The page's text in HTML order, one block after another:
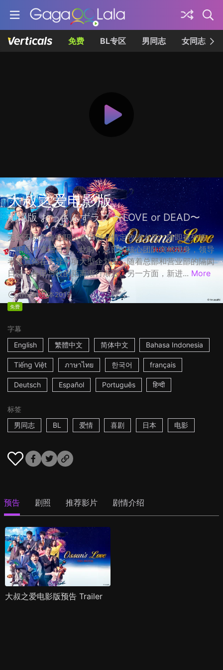
免费 BL专区 男同志 女同志
大叔之爱电影版
劇場版 おっさんずラブ 〜LOVE or DEAD〜
天空不动产鲁蛇职员春田创一情定牧凌太后，随即被外派，
一年后才重回日本。此时，总部的核心团队突然现身，领导
者更宣佈在主导一项大型企划案，随着总部和营业部的隔阂
日深，春田与牧的距离渐行渐远。另一方面，新进... More
1h53m日本2019
免费
字幕
English
繁體中文 简体中文 Bahasa Indonesia
Tiếng Việt ภาษาไทย 한국어 français
Deutsch Español Português हिन्दी
标签
男同志
BL 爱情 喜剧 日本 电影
预告 剧照 推荐影片 剧情介绍
大叔之爱电影版预告 Trailer